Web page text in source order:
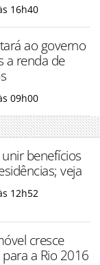
16h40
ao governo
a renda de
09h00
benefícios
veja
12h52
cresce
a Rio 2016